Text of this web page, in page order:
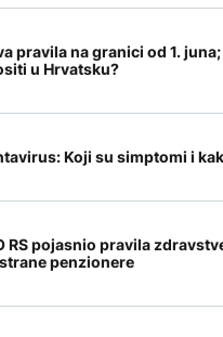
pravila na granici od 1.
u Hrvatsku?
Koji su simptomi i
RS pojasnio pravila
penzionere